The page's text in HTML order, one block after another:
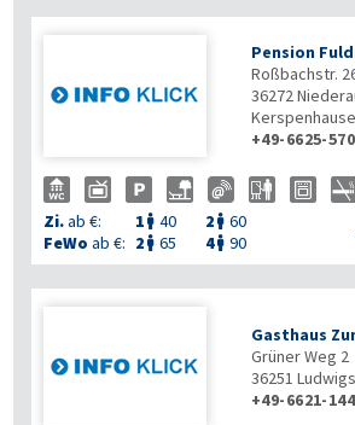
Pension
Roßbachstr.
36272
+49-6625-
Zi.ab €: 1  40 2  60
FeWo ab €: 2  65 4 90
Gasthaus
Grüner Weg 2
36251
+49-6621-